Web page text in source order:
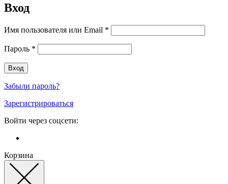
Вход
Имя пользователя или Email *
Пароль *
Забыли пароль?
Зарегистрироваться
Войти через соцсети:
Корзина